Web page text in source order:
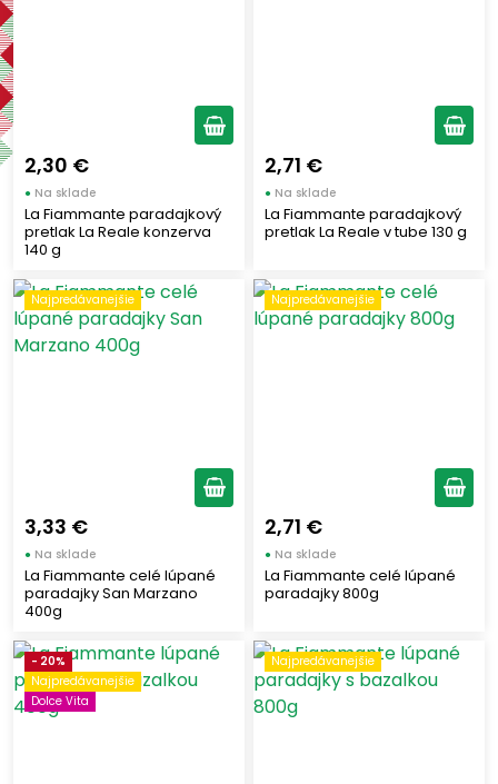
(50)
Žlté paradajky
Druh paradajok
Celé paradajky(23)
Krájané paradajky(10)
Pasírované paradajky
(8)
Datterino paradajky
San Marzano paradajky
Vymazať filtre
2,30 €
● Na sklade
La Fiammante paradajkový
pretlak La Reale konzerva
140 g
2,71 €
● Na sklade
La Fiammante paradajkový
pretlak La Reale v tube 130 g
Najpredávanejšie
3,33 €
● Na sklade
La Fiammante celé lúpané
paradajky San Marzano
400g
Najpredávanejšie
2,71 €
● Na sklade
La Fiammante celé lúpané
paradajky 800g
- 20%
Najpredávanejšie
Dolce Vita
Najpredávanejšie